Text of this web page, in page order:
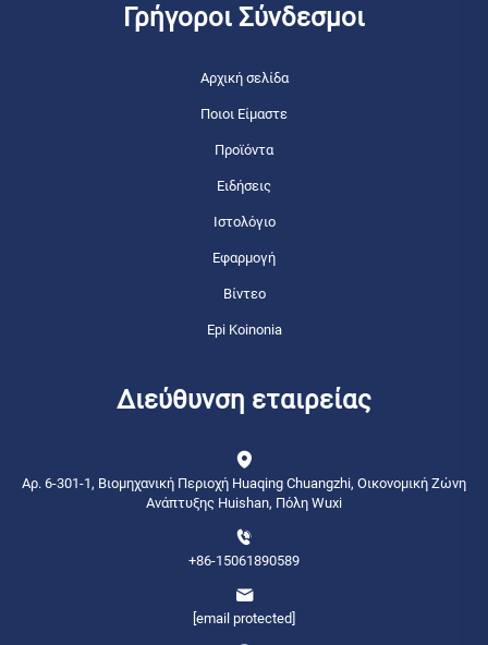
Γρήγοροι Σύνδεσμοι
Αρχική σελίδα
Ποιοι Είμαστε
Προϊόντα
Ειδήσεις
Ιστολόγιο
Εφαρμογή
Βίντεο
Epi Koinonia
Διεύθυνση εταιρείας
Αρ. 6-301-1, Βιομηχανική Περιοχή Huaqing Chuangzhi, Οικονομική Ζώνη
Ανάπτυξης Huishan, Πόλη Wuxi
+86-15061890589
[email protected]